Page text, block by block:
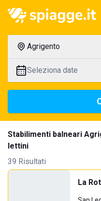
Agrigento
Seleziona date
Stabilimenti balneari
lettini
39 Risultati
La